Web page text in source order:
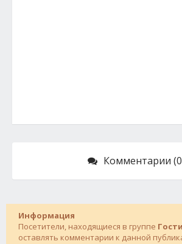
Комментарии
Информация
Посетители, находящиеся в группе Гости
оставлять комментарии к данной